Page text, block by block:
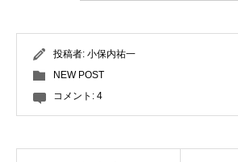
投稿者: 小保内祐一
NEW POST
コメント: 4